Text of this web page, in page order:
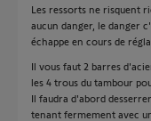
Les ressorts ne risquent
aucun danger, le danger
échappe en cours de
Il vous faut 2 barres
les 4 trous du tambour
Il faudra d'abord
tenant fermement avec